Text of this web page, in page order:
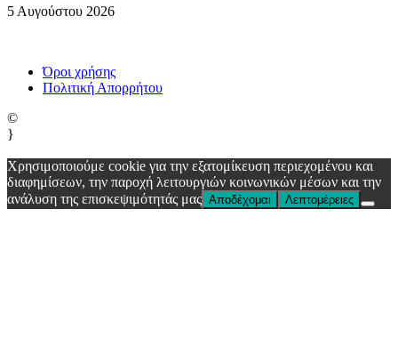
5 Αυγούστου 2026
Όροι χρήσης
Πολιτική Απορρήτου
©
}
Χρησιμοποιούμε cookie για την εξατομίκευση περιεχομένου και
διαφημίσεων, την παροχή λειτουργιών κοινωνικών μέσων και την
ανάλυση της επισκεψιμότητάς μας Αποδέχομαι Λεπτομέρειες